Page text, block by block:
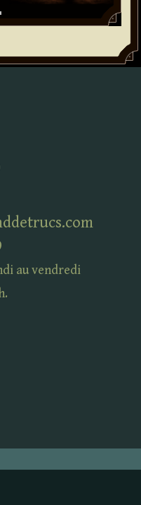
au vendredi